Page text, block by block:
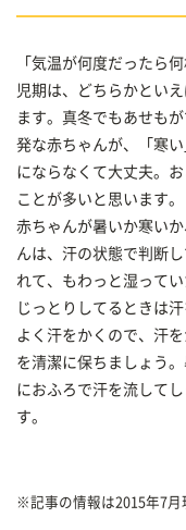
「気温が何度だったら
児期は、どちらかとい
ます。真冬でもあせも
発な赤ちゃんが、「寒
にならなくて大丈夫。
ことが多いと思います。
赤ちゃんが暑いか寒い
んは、汗の状態で判断
れて、もわっと湿って
じっとりしてるときは
よく汗をかくので、汗
を清潔に保ちましょう
におふろで汗を流して
す。
※記事の情報は2015年7月